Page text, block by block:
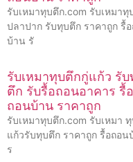
รับเหมาทุบตึก.com รับเหมาทุ
ปลาปาก รับทุบตึก ราคาถูก รื้
บ้าน รั
รับเหมาทุบตึกกู่แก้ว รั
ตึก รับรื้อถอนอาคาร รื้อ
ถอนบ้าน ราคาถูก
รับเหมาทุบตึก.com รับเหมา
แก้วรับทุบตึก ราคาถูก รื้อถอน
ร